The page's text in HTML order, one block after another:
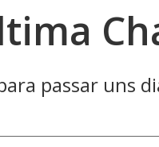
passar uns